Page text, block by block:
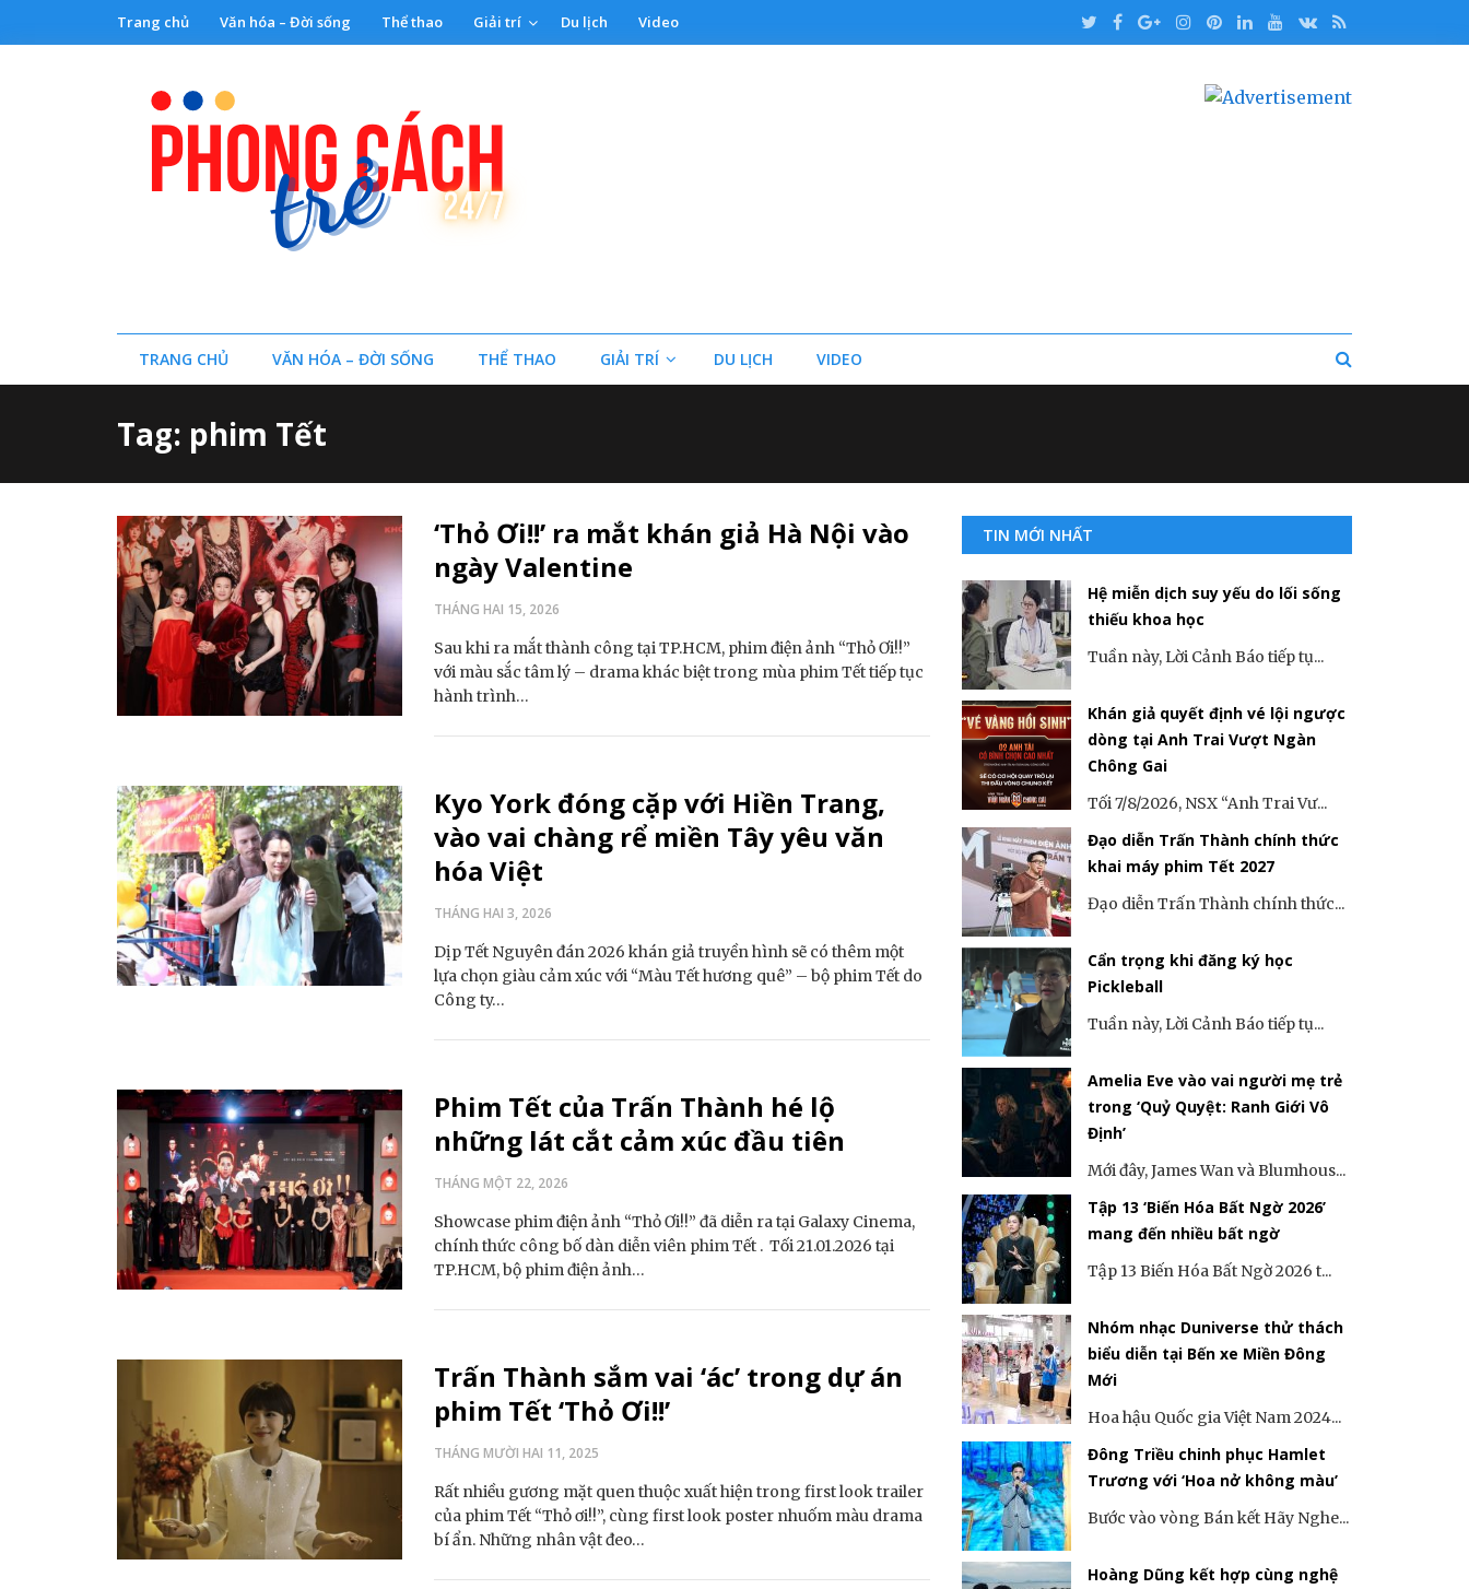
Trang chủ Văn hóa – Đời sống Thể thao Giải trí Du lịch Video
TRANG CHỦ VĂN HÓA – ĐỜI SỐNG THỂ THAO GIẢI TRÍ DU LỊCH VIDEO
Tag: phim Tết
‘Thỏ Ơi!!’ ra mắt khán giả Hà Nội vào
ngày Valentine
THÁNG HAI 15, 2026
Sau khi ra mắt thành công tại TP.HCM, phim điện ảnh “Thỏ Ơi!!”
với màu sắc tâm lý – drama khác biệt trong mùa phim Tết tiếp tục
hành trình…
Kyo York đóng cặp với Hiền Trang,
vào vai chàng rể miền Tây yêu văn
hóa Việt
THÁNG HAI 3, 2026
Dịp Tết Nguyên đán 2026 khán giả truyền hình sẽ có thêm một
lựa chọn giàu cảm xúc với “Màu Tết hương quê” – bộ phim Tết do
Công ty…
Phim Tết của Trấn Thành hé lộ
những lát cắt cảm xúc đầu tiên
THÁNG MỘT 22, 2026
Showcase phim điện ảnh “Thỏ Ơi!!” đã diễn ra tại Galaxy Cinema,
chính thức công bố dàn diễn viên phim Tết . Tối 21.01.2026 tại
TP.HCM, bộ phim điện ảnh…
Trấn Thành sắm vai ‘ác’ trong dự án
phim Tết ‘Thỏ Ơi!!’
THÁNG MƯỜI HAI 11, 2025
Rất nhiều gương mặt quen thuộc xuất hiện trong first look trailer
của phim Tết “Thỏ ơi!!”, cùng first look poster nhuốm màu drama
bí ẩn. Những nhân vật đeo…
TIN MỚI NHẤT
Hệ miễn dịch suy yếu do lối sống
thiếu khoa học
Tuần này, Lời Cảnh Báo tiếp tụ...
Khán giả quyết định vé lội ngược
dòng tại Anh Trai Vượt Ngàn
Chông Gai
Tối 7/8/2026, NSX “Anh Trai Vư...
Đạo diễn Trấn Thành chính thức
khai máy phim Tết 2027
Đạo diễn Trấn Thành chính thức...
Cẩn trọng khi đăng ký học
Pickleball
Tuần này, Lời Cảnh Báo tiếp tụ...
Amelia Eve vào vai người mẹ trẻ
trong ‘Quỷ Quyệt: Ranh Giới Vô
Định’
Mới đây, James Wan và Blumhous...
Tập 13 ‘Biến Hóa Bất Ngờ 2026’
mang đến nhiều bất ngờ
Tập 13 Biến Hóa Bất Ngờ 2026 t...
Nhóm nhạc Duniverse thử thách
biểu diễn tại Bến xe Miền Đông
Mới
Hoa hậu Quốc gia Việt Nam 2024...
Đông Triều chinh phục Hamlet
Trương với ‘Hoa nở không màu’
Bước vào vòng Bán kết Hãy Nghe...
Hoàng Dũng kết hợp cùng nghệ